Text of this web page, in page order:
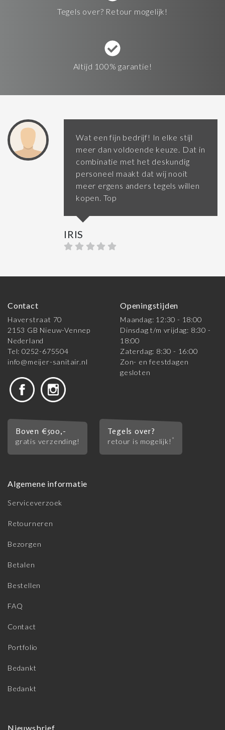
Tegels over? Retour mogelijk!
Altijd 100% garantie!
Wat een fijn bedrijf! In elke stijl
meer dan voldoende keuze. Dat in
combinatie met het deskundig
personeel maakt dat wij nooit
meer ergens anders tegels willen
kopen. Top
IRIS
Contact
Haverstraat 70
2153 GB Nieuw-Vennep
Nederland
Tel: 0252-675504
info@meijer-sanitair.nl
Openingstijden
Maandag: 12:30 - 18:00
Dinsdag t/m vrijdag: 8:30 -
18:00
Zaterdag: 8:30 - 16:00
Zon- en feestdagen
gesloten
Boven €500,-
gratis verzending!
Tegels over?
retour is mogelijk! *
Algemene informatie
Serviceverzoek
Retourneren
Bezorgen
Betalen
Bestellen
FAQ
Contact
Portfolio
Bedankt
Bedankt
Nieuwsbrief